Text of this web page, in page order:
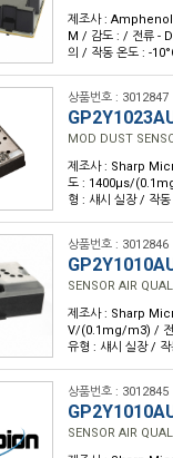
제조사 :
M / 감도 : / 전류 -
의 / 작동 온도 : -
상품번호 : 3012847
MOD DUST
제조사 : Sharp
도 : 1400µs/
형 : 섀시 실장 / 작
상품번호 : 3012846
SENSOR AIR
제조사 : Sharp
V/(0.1mg/m3) / 전
유형 : 섀시 실장 /
상품번호 : 3012845
SENSOR AIR